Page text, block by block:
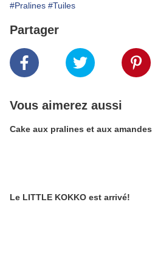
#Pralines #Tuiles
Partager
Vous aimerez aussi
Cake aux pralines et aux amandes
Le LITTLE KOKKO est arrivé!